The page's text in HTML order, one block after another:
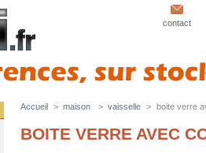
contact
Accueil > maison > vaisselle > boite verre
BOITE VERRE AVEC